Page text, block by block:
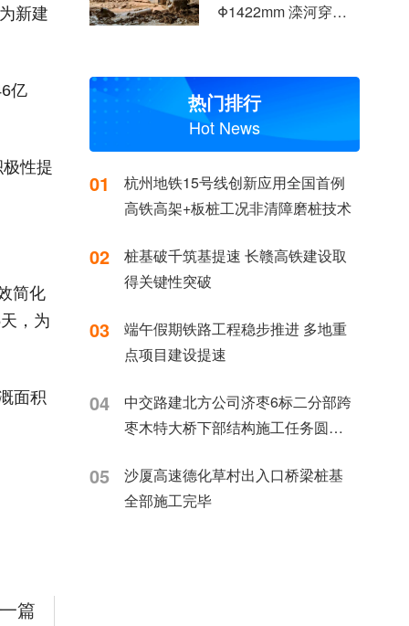
新建
亿
性提
简化
，为
面积
篇
Φ1422mm 滦河穿越
热门排行
Hot News
01
杭州地铁15号线创新应用全国首例
高铁高架+板桩工况非清障磨桩技术
02
桩基破千筑基提速 长赣高铁建设取
得关键性突破
03
端午假期铁路工程稳步推进 多地重
点项目建设提速
04
中交路建北方公司济枣6标二分部跨
枣木特大桥下部结构施工任务圆满
05
沙厦高速德化草村出入口桥梁桩基
全部施工完毕